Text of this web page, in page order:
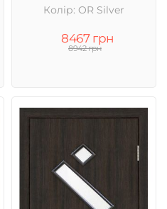
Колір: OR Silver
8467 грн
8942 грн